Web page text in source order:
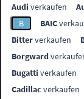
Audi verkaufen
B
BAIC
Bitterverkaufen
Borgward
Bugatti verkaufen
Cadillac verkaufen